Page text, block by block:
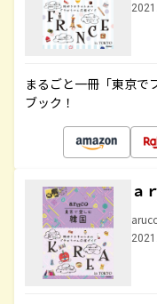
まるごと一冊「東京で
ブック！
ａ